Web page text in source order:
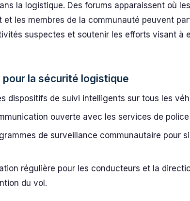
la logistique. Des forums apparaissent où
et les membres de la communauté peuvent
suspectes et soutenir les efforts visant à
pour la sécurité logistique
dispositifs de suivi intelligents sur tous les
ouverte avec les services de
de surveillance communautaire pour
régulière pour les conducteurs et la
du vol.